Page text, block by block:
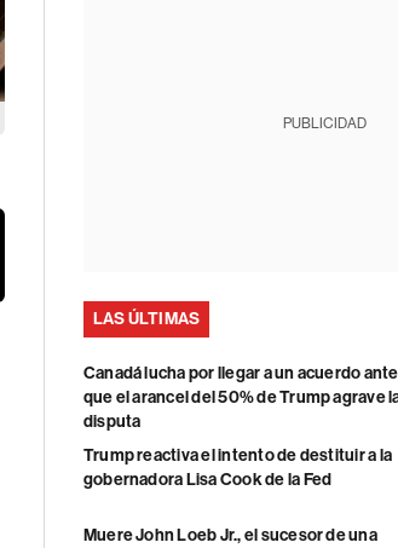
PUBLICIDAD
LAS ÚLTIMAS
Canadá lucha por llegar a un acuerdo
que el arancel del 50% de Trump agrave
disputa
Trump reactiva el intento de destituir a la
gobernadora Lisa Cook de la Fed
Muere John Loeb Jr., el sucesor de una